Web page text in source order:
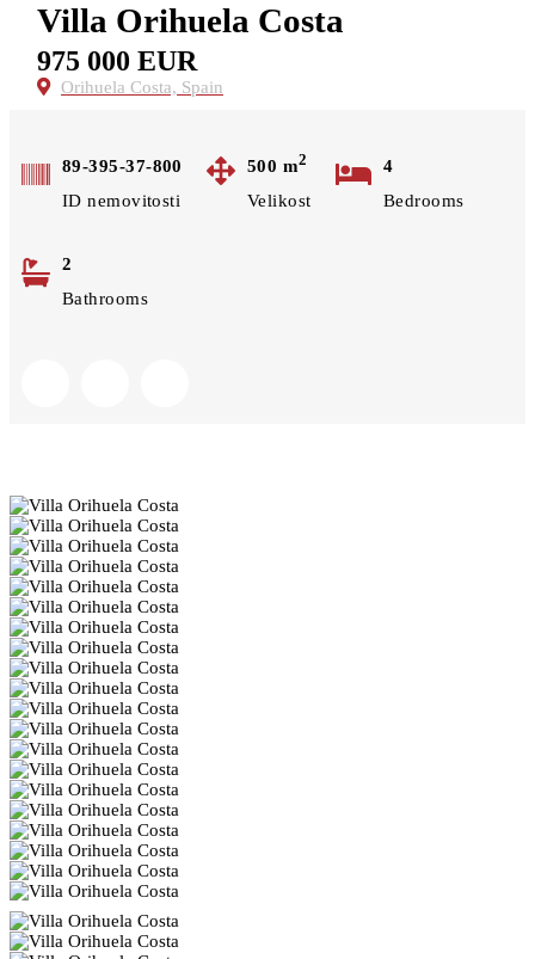
O nás
Kontakt
Ochrana osobních údajů
Villa Orihuela Costa
975 000 EUR
Orihuela Costa, Spain
89-395-37-800
ID nemovitosti
500 m2
Velikost
4
Bedrooms
2
Bathrooms